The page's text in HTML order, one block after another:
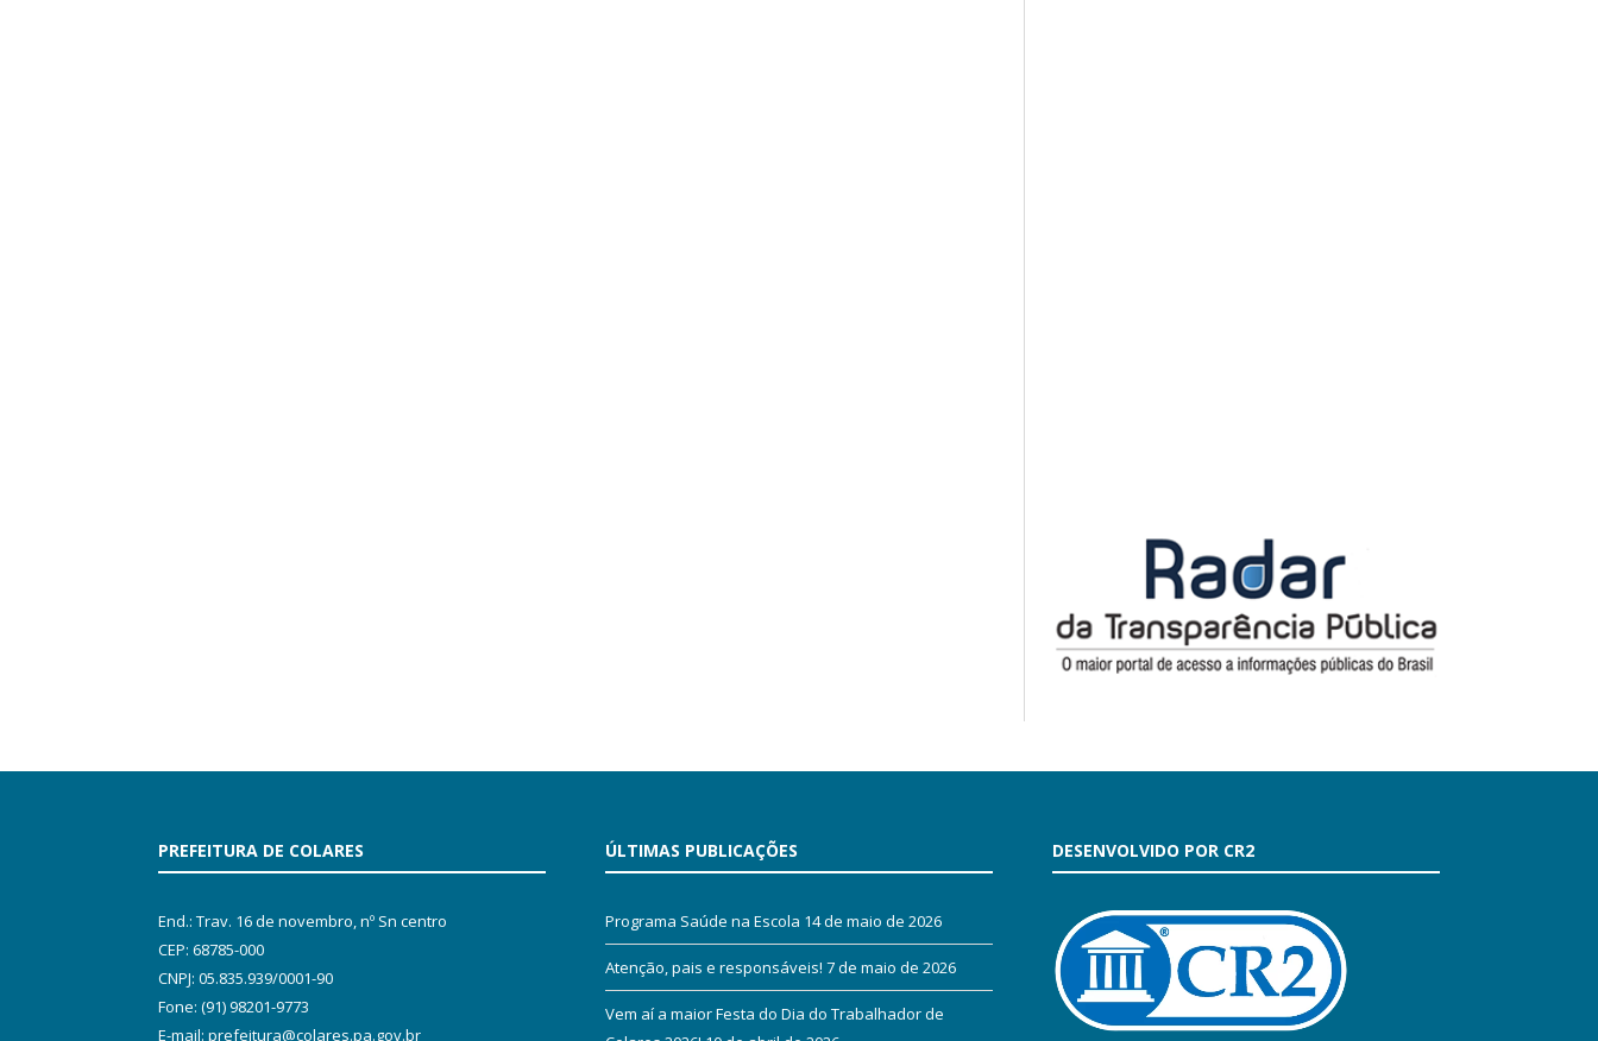
PREFEITURA DE COLARES
End.: Trav. 16 de novembro, nº Sn centro
CEP: 68785-000
CNPJ: 05.835.939/0001-90
Fone: (91) 98201-9773
E-mail: prefeitura@colares.pa.gov.br
ÚLTIMAS PUBLICAÇÕES
Programa Saúde na Escola 14 de maio de 2026
Atenção, pais e responsáveis! 7 de maio de 2026
Vem aí a maior Festa do Dia do Trabalhador de
DESENVOLVIDO POR CR2